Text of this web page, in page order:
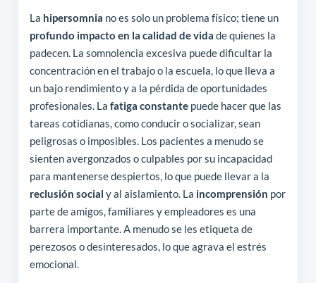
La hipersomnia no es solo un problema físico; tiene un
profundo impacto en la calidad de vida de quienes la
padecen. La somnolencia excesiva puede dificultar la
concentración en el trabajo o la escuela, lo que lleva a
un bajo rendimiento y a la pérdida de oportunidades
profesionales. La fatiga constantepuede hacer que las
tareas cotidianas, como conducir o socializar, sean
peligrosas o imposibles. Los pacientes a menudo se
sienten avergonzados o culpables por su incapacidad
para mantenerse despiertos, lo que puede llevar a la
reclusión social y al aislamiento. La incomprensión por
parte de amigos, familiares y empleadores es una
barrera importante. A menudo se les etiqueta de
perezosos o desinteresados, lo que agrava el estrés
emocional.